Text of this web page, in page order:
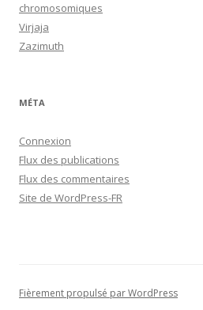
chromosomiques
Virjaja
Zazimuth
MÉTA
Connexion
Flux des publications
Flux des commentaires
Site de WordPress-FR
Fièrement propulsé par WordPress